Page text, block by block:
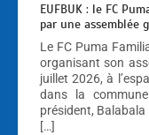
EUFBUK : le FC
par une assemblée
Le FC Puma
organisant son
juillet 2026, à
dans la
président,
[…]